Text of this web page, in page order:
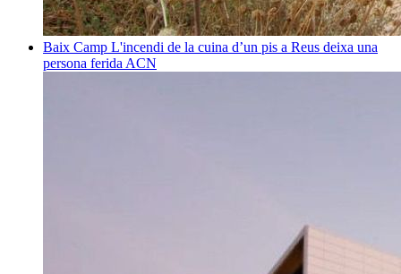
Baix Camp L'incendi de la cuina d’un pis a Reus deixa una
persona ferida ACN